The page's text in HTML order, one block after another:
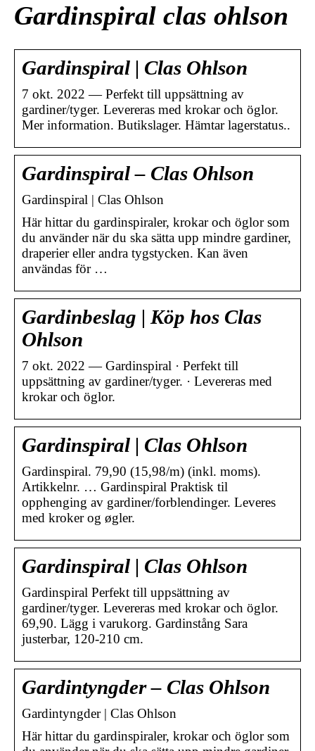
Gardinspiral clas ohlson
Gardinspiral | Clas Ohlson
7 okt. 2022 — Perfekt till uppsättning av
gardiner/tyger. Levereras med krokar och öglor.
Mer information. Butikslager. Hämtar lagerstatus..
Gardinspiral – Clas Ohlson
Gardinspiral | Clas Ohlson
Här hittar du gardinspiraler, krokar och öglor som
du använder när du ska sätta upp mindre gardiner,
draperier eller andra tygstycken. Kan även
användas för …
Gardinbeslag | Köp hos Clas
Ohlson
7 okt. 2022 — Gardinspiral · Perfekt till
uppsättning av gardiner/tyger. · Levereras med
krokar och öglor.
Gardinspiral | Clas Ohlson
Gardinspiral. 79,90 (15,98/m) (inkl. moms).
Artikkelnr. … Gardinspiral Praktisk til
opphenging av gardiner/forblendinger. Leveres
med kroker og øgler.
Gardinspiral | Clas Ohlson
Gardinspiral Perfekt till uppsättning av
gardiner/tyger. Levereras med krokar och öglor.
69,90. Lägg i varukorg. Gardinstång Sara
justerbar, 120-210 cm.
Gardintyngder – Clas Ohlson
Gardintyngder | Clas Ohlson
Här hittar du gardinspiraler, krokar och öglor som